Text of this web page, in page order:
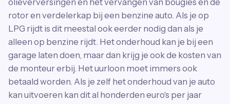
olieverversingen en het vervangen van bougies en de
rotor en verdelerkap bij een benzine auto. Als je op
LPG rijdt is dit meestal ook eerder nodig dan als je
alleen op benzine rijdt. Het onderhoud kan je bij een
garage laten doen, maar dan krijg je ook de kosten van
de monteur erbij. Het uurloon moet immers ook
betaald worden. Als je zelf het onderhoud van je auto
kan uitvoeren kan dit al honderden euro's per jaar